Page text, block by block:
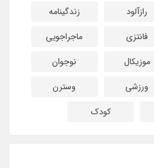
رازآلود
زندگینامه
فانتزی
ماجراجویی
موزیکال
نوجوان
ورزشی
وسترن
کودک